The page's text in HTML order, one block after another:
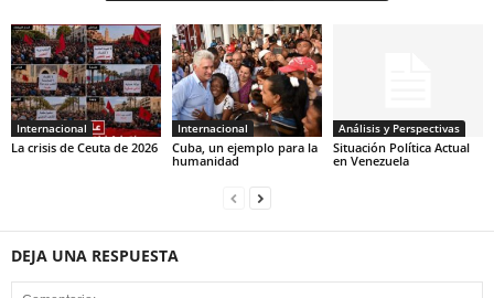
Internacional
La crisis de Ceuta de 2026
Internacional
Cuba, un ejemplo para la
humanidad
Análisis y Perspectivas
Situación Política Actual
en Venezuela
DEJA UNA RESPUESTA